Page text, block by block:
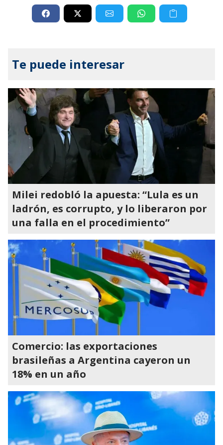
Te puede interesar
Milei redobló la apuesta: “Lula es un
ladrón, es corrupto, y lo liberaron por
una falla en el procedimiento”
Comercio: las exportaciones
brasileñas a Argentina cayeron un
18% en un año